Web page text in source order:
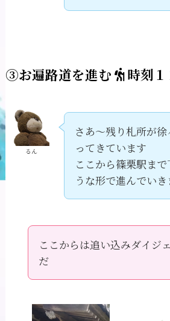
③お遍路道を進む 時刻
るん
さあ～残り札所が
ってきています
ここから篠栗駅ま
うな形で進んでいき
ここからは追い込みダイジ
だ